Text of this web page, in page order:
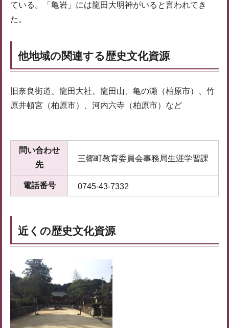
ている。「亀岩」には龍田大明神がいると言われてき
た。
他地域の関連する歴史文化資源
旧奈良街道、龍田大社、龍田山、亀の瀬（柏原市）、竹
原井頓宮（柏原市）、河内六寺（柏原市）など
問い合わせ
先
三郷町教育委員会事務局生涯学習課
電話番号 0745-43-7332
近くの歴史文化資源